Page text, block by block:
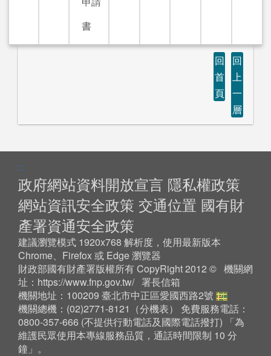
書
回
首
頁
回
上
一
層
:::
政府網站資料開放宣言 隱私權政策
網站資訊安全政策 交通位置 國有財
產署資通安全政策
建議瀏覽模式 1920x768 解析度，使用最新版本
Chrome、Firefox 或 Edge 瀏覽器
財政部國有財產署版權所有 CopyRight 2012 © 機關網
址： https://www.fnp.gov.tw/ 署長信箱
機關地址：100209 臺北市中正區愛國西路2號
機關總機：(02)2771-8121（分機表） 免費服務電話：
0800-357-666 (不提供行動電話及國際電話撥打) 「為
維護民眾使用本專線服務品質，通話時間限制 10 分
鐘」。